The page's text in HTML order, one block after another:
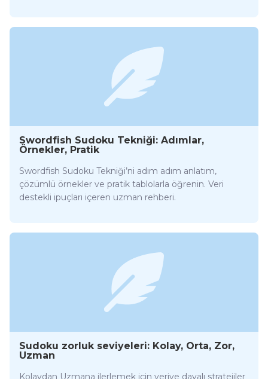
Swordfish Sudoku Tekniği: Adımlar,
Örnekler, Pratik
Swordfish Sudoku Tekniği’ni adım adım anlatım,
çözümlü örnekler ve pratik tablolarla öğrenin. Veri
destekli ipuçları içeren uzman rehberi.
Sudoku zorluk seviyeleri: Kolay, Orta, Zor,
Uzman
Kolaydan Uzmana ilerlemek için veriye dayalı stratejiler